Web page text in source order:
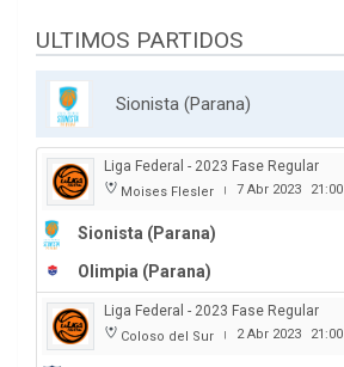
ULTIMOS PARTIDOS
Sionista (Parana)
Liga Federal - 2023 Fase Regular
Moises Flesler | 7 Abr 2023 21:00
Sionista (Parana)
Olimpia (Parana)
Liga Federal - 2023 Fase Regular
Coloso del Sur | 2 Abr 2023 21:00